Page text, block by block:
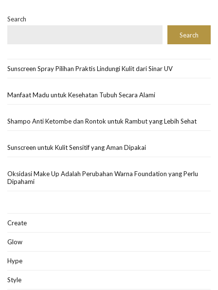
Search
Search
Sunscreen Spray Pilihan Praktis Lindungi Kulit dari Sinar UV
Manfaat Madu untuk Kesehatan Tubuh Secara Alami
Shampo Anti Ketombe dan Rontok untuk Rambut yang Lebih Sehat
Sunscreen untuk Kulit Sensitif yang Aman Dipakai
Oksidasi Make Up Adalah Perubahan Warna Foundation yang Perlu
Dipahami
Create
Glow
Hype
Style